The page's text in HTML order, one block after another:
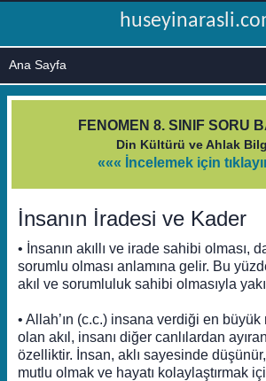
FENOMEN 8. SINIF SORU
Din Kültürü ve Ahlak
««« İncelemek için
İnsanın İradesi ve Kader
• İnsanın akıllı ve irade sahibi olması,
sorumlu olması anlamına gelir. Bu
akıl ve sorumluluk sahibi olmasıyla
• Allah’ın (c.c.) insana verdiği en
olan akıl, insanı diğer canlılardan
özelliktir. İnsan, aklı sayesinde
mutlu olmak ve hayatı kolaylaştırmak